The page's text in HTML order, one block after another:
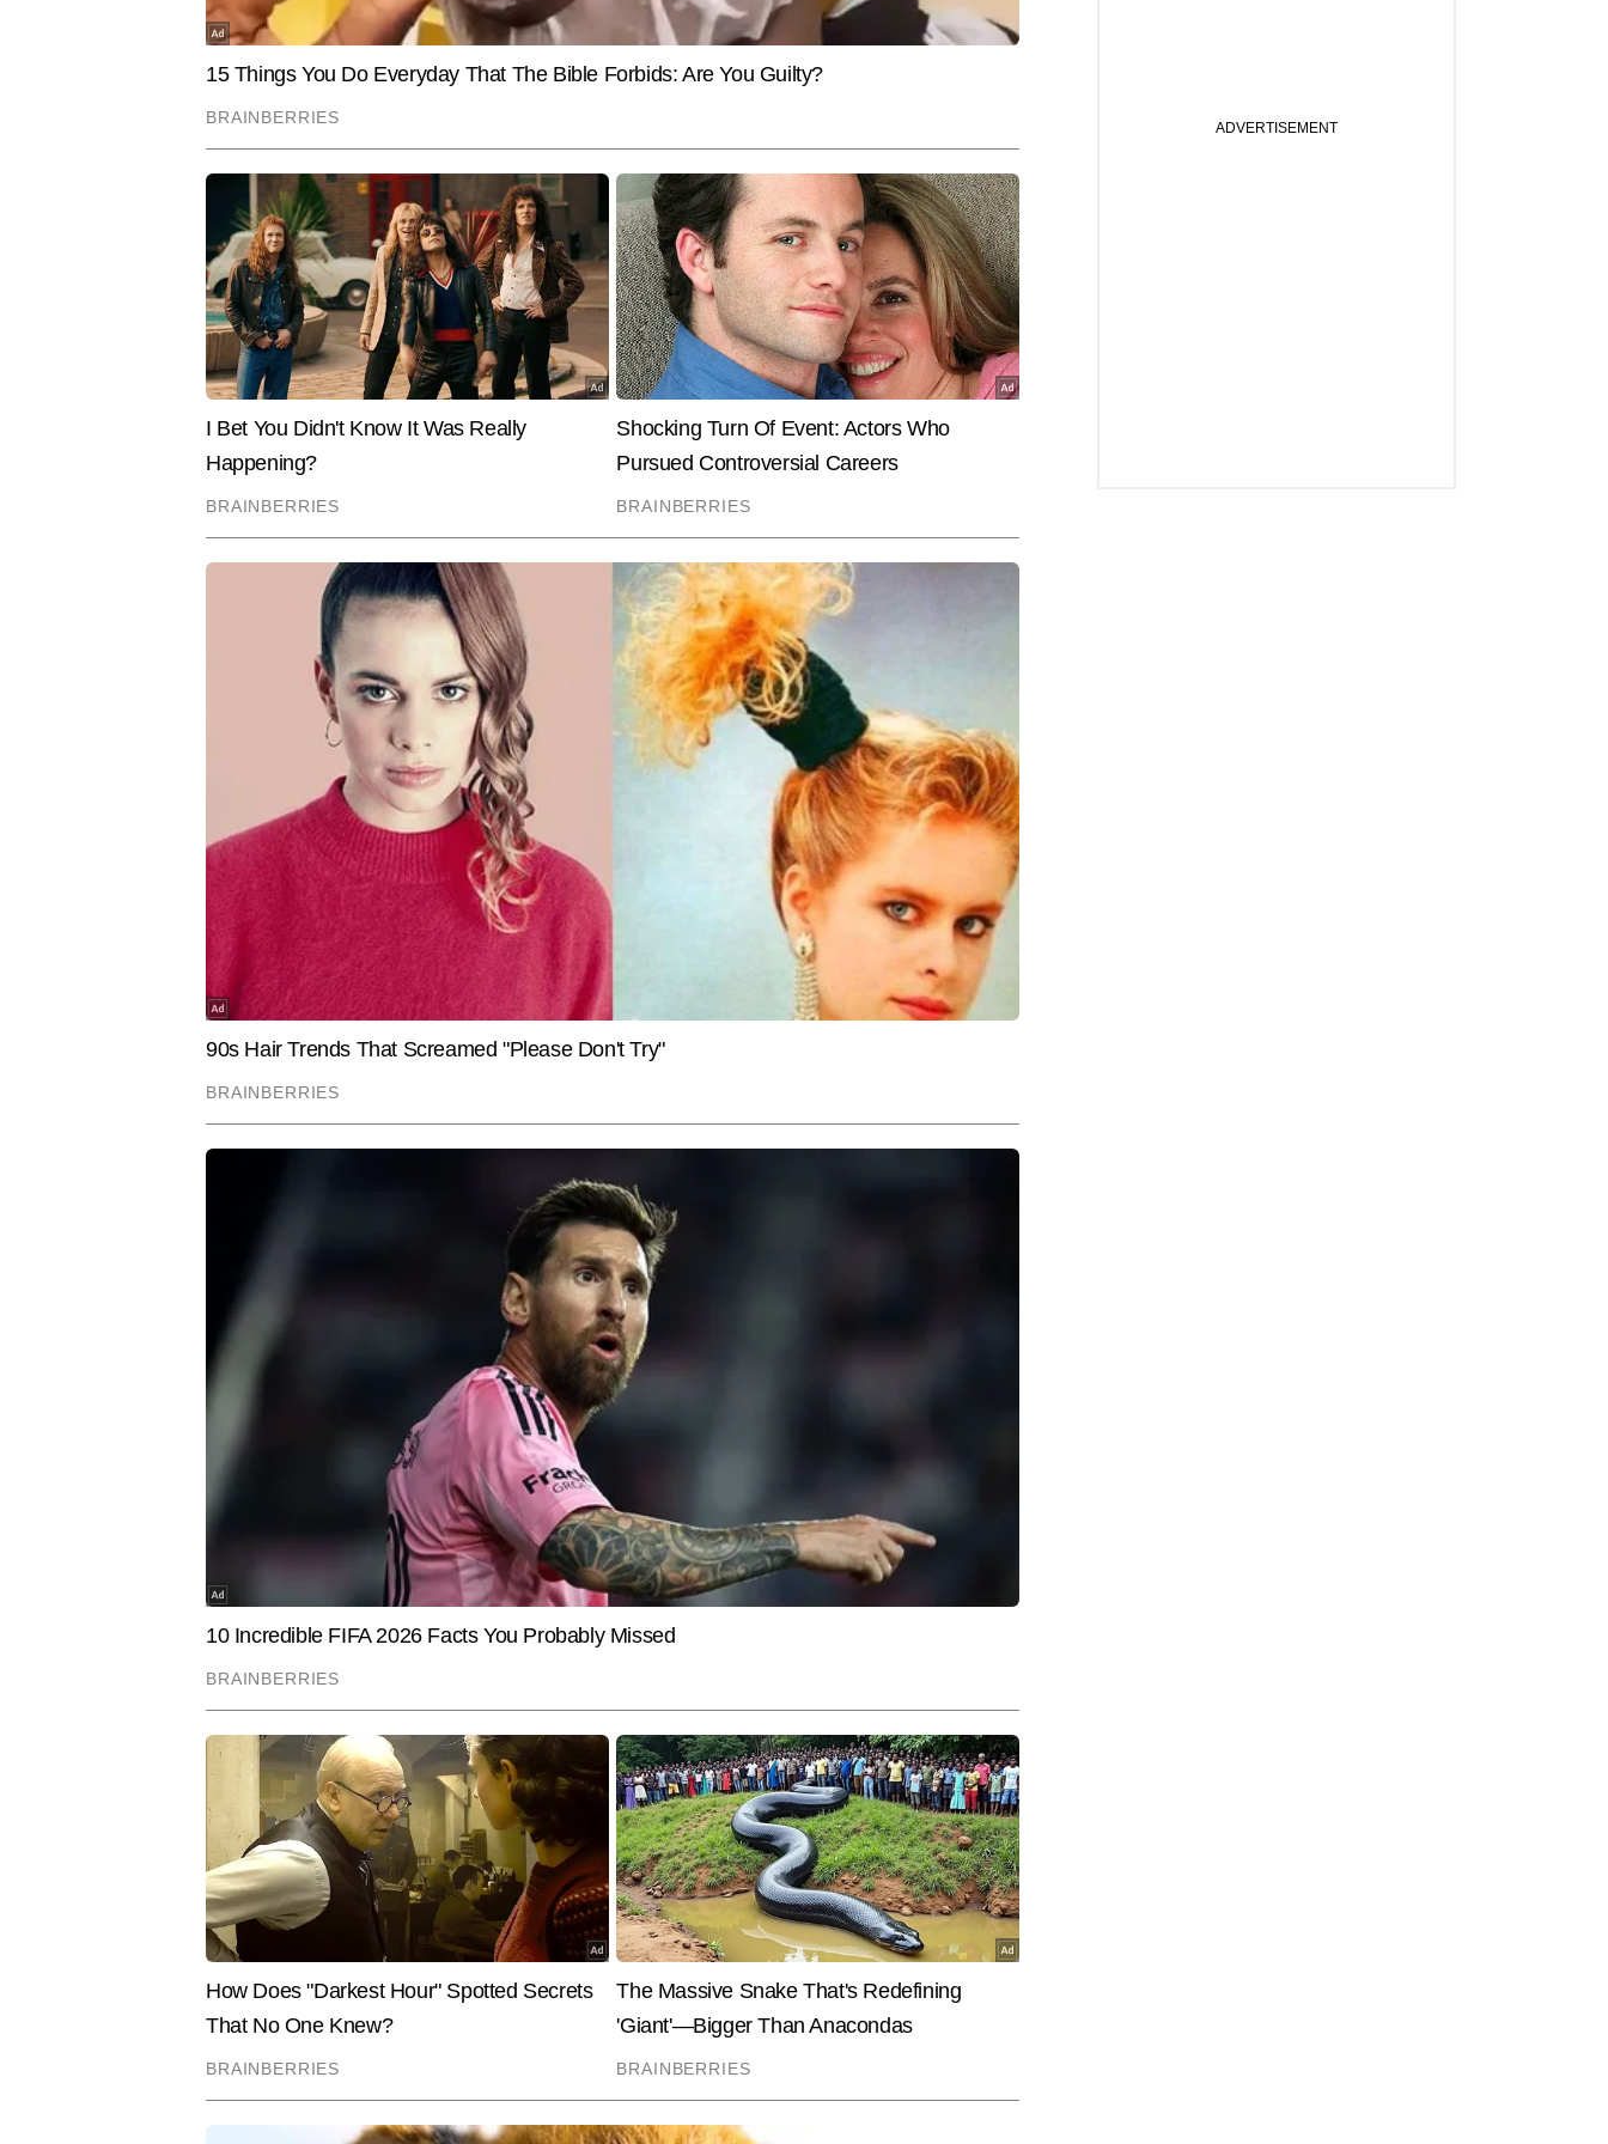
19 वर्षों से मीडिया जगत में सक्रिय आलोक राव ने प्रिंट, न्यूज एजेंसी, टीवी और डिजिटल चारों ही माध्यमों में काम किया है। इस
लंबे अनुभव ने उन्हें समाचारों की समझ, प्रेजेंटेशन, डिटेलिंग और न्यूजरूम डायनेमिक्स में असाधारण दक्षता प्रदान की है। राष्ट्रीय
एवं अंतरराष्ट्रीय घटनाक्रमों में विशेष रुचि रखने के साथ-साथ जियो-पॉलिटिक्स एवं डिफेंस की स्टोरीज में इनकी खासी दिलचस्पी
है। आलोक ने अलग-अलग माध्यमों में काम करते हुए समाचारों की समझ, प्रस्तुति और विश्लेषण में मजबूत दक्षता विकसित की है
उनकी पत्रकारिता की प्रमुख खासियतें हैं।